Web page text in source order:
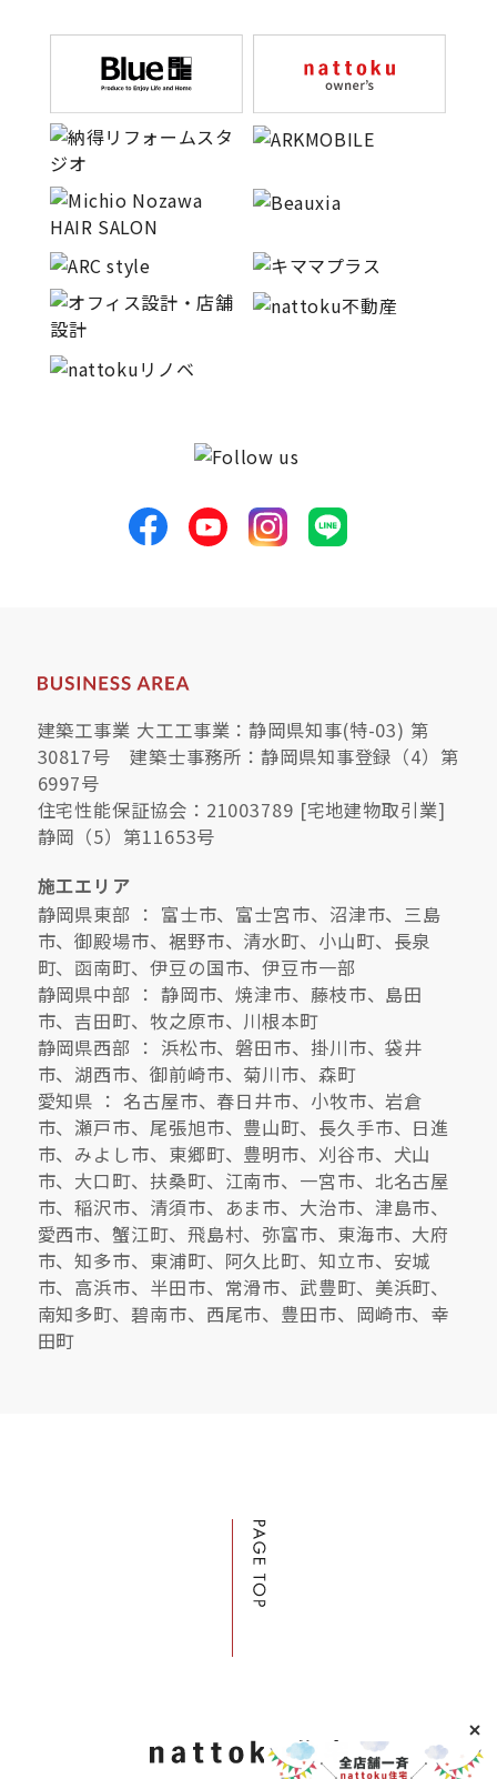
耐震等級3 & 許容応力度計算 全棟標準
徹底したコストダウンの追求
頑丈で長持ちの外壁
2030年の省エネ基準住宅
100年点検住宅
快適な室内環境へのこだわり
nattoku住宅25周年記念モデル
Glass Arts
Blue Style
キママプラス
納得リフォームスタジオ nattoku リノベ
分譲住宅･不動産 スタッフブログ
施工事例 お客さまの声
お知らせ 土地情報
近日分譲予定情報 会社情報
動画ギャラリー 採用情報
サイトマップ プライバシーポリシー
CLOSE
建築工事業 大工工事業：静岡県知事(特-03) 第
30817号 建築士事務所：静岡県知事登録（4）第
6997号
住宅性能保証協会：21003789 [宅地建物取引業]
静岡（5）第11653号
施工エリア
静岡県東部 ： 富士市、富士宮市、沼津市、三島
市、御殿場市、裾野市、清水町、小山町、長泉
町、函南町、伊豆の国市、伊豆市一部
静岡県中部 ： 静岡市、焼津市、藤枝市、島田
市、吉田町、牧之原市、川根本町
静岡県西部 ： 浜松市、磐田市、掛川市、袋井
市、湖西市、御前崎市、菊川市、森町
愛知県 ： 名古屋市、春日井市、小牧市、岩倉
市、瀬戸市、尾張旭市、豊山町、長久手市、日進
市、みよし市、東郷町、豊明市、刈谷市、犬山
市、大口町、扶桑町、江南市、一宮市、北名古屋
市、稲沢市、清須市、あま市、大治市、津島市、
愛西市、蟹江町、飛島村、弥富市、東海市、大府
市、知多市、東浦町、阿久比町、知立市、安城
市、高浜市、半田市、常滑市、武豊町、美浜町、
南知多町、碧南市、西尾市、豊田市、岡崎市、幸
田町